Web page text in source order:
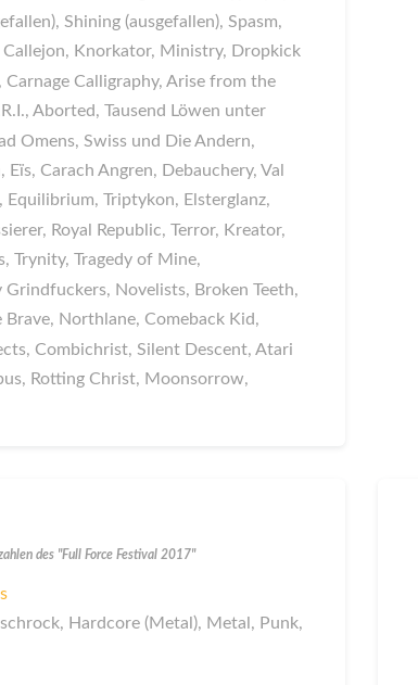
Shining (ausgefallen), Spasm,
Knorkator, Ministry, Dropkick
Carnage Calligraphy, Arise from the
Aborted, Tausend Löwen unter
Omens, Swiss und Die Andern,
Carach Angren, Debauchery, Val
Equilibrium, Triptykon, Elsterglanz,
Royal Republic, Terror, Kreator,
Trynity, Tragedy of Mine,
Novelists, Broken Teeth,
Northlane, Comeback Kid,
Combichrist, Silent Descent, Atari
Rotting Christ, Moonsorrow,
des "Full Force Festival 2017"
Hardcore (Metal), Metal, Punk,